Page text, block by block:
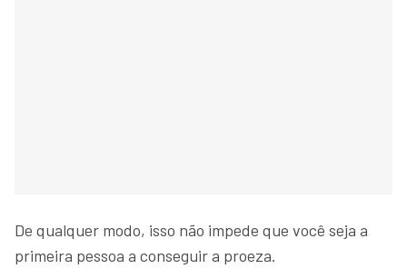
De qualquer modo, isso não impede que você seja a
primeira pessoa a conseguir a proeza.